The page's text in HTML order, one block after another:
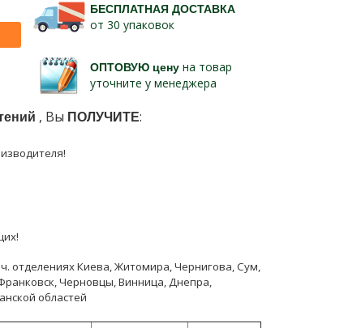
БЕСПЛАТНАЯ ДОСТАВКА
от 30 упаковок
ОПТОВУЮ цену на товар
уточните у менеджера
, Вы ПОЛУЧИТЕ:
отделениях Киева, Житомира, Чернигова, Сум,
Черновцы, Винница, Днепра,
областей